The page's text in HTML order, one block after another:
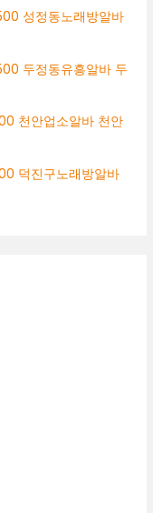
성정동노래방알바
두정동유흥알바 두
천안업소알바 천안
덕진구노래방알바